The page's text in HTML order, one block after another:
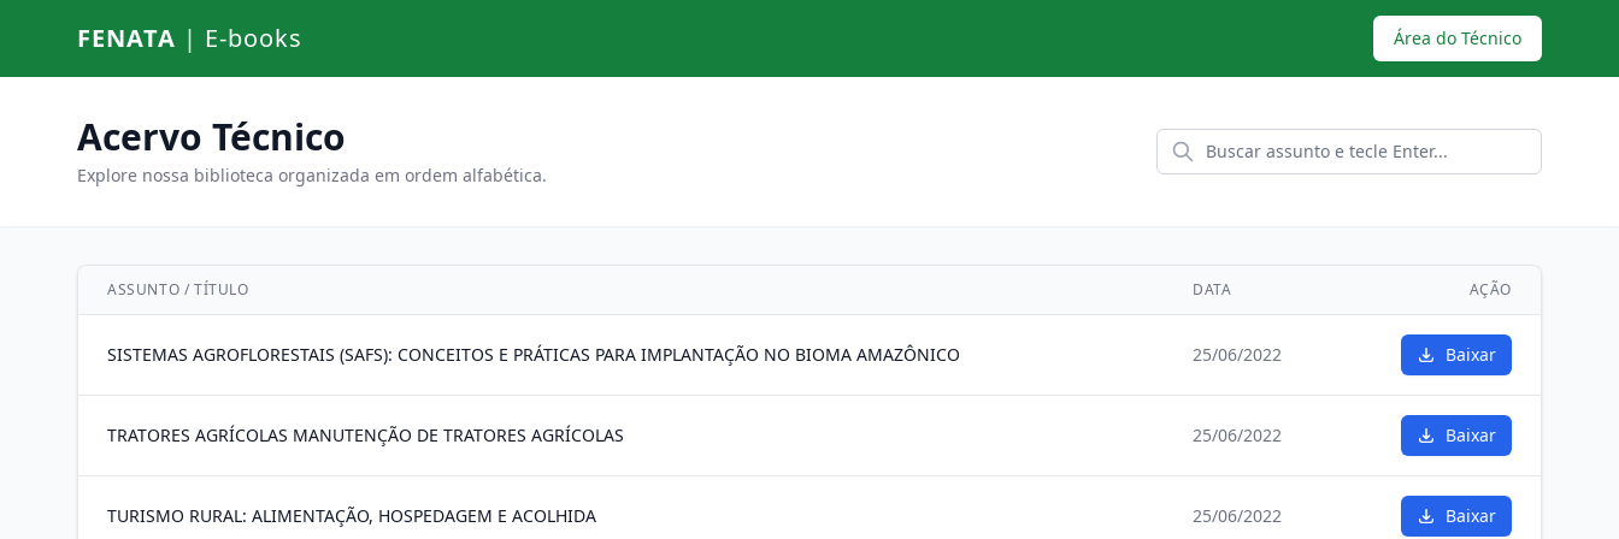
FENATA | E-books Área do Técnico
Acervo Técnico
Explore nossa biblioteca organizada em ordem alfabética.
ASSUNTO / TÍTULO DATA AÇÃO
SISTEMAS AGROFLORESTAIS (SAFS): CONCEITOS E PRÁTICAS PARA IMPLANTAÇÃO NO BIOMA AMAZÔNICO 25/06/2022 Baixar
TRATORES AGRÍCOLAS MANUTENÇÃO DE TRATORES AGRÍCOLAS 25/06/2022 Baixar
TURISMO RURAL: ALIMENTAÇÃO, HOSPEDAGEM E ACOLHIDA 25/06/2022 Baixar